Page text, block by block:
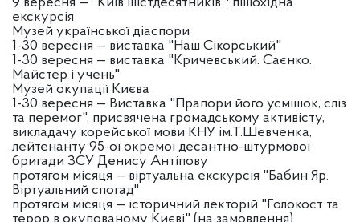
9 вересня — "Київ шістдесятників": пішохідна
екскурсія
Музей української діаспори
1-30 вересня — виставка "Наш Сікорський"
1-30 вересня — виставка "Кричевський. Саєнко.
Майстер і учень"
Музей окупації Києва
1-30 вересня — Виставка "Прапори його усмішок, сліз
та перемог", присвячена громадському активісту,
викладачу корейської мови КНУ ім.Т.Шевченка,
лейтенанту 95-ої окремої десантно-штурмової
бригади ЗСУ Денису Антіпову
протягом місяця — віртуальна екскурсія "Бабин Яр.
Віртуальний спогад"
протягом місяця — історичний лекторій "Голокост та